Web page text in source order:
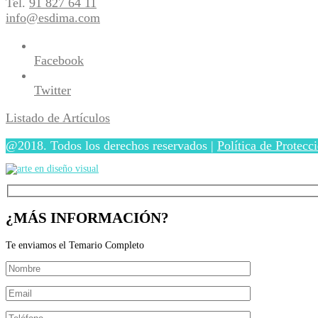
Tel. 91 827 64 11
info@esdima.com
Facebook
Twitter
Listado de Artículos
@2018. Todos los derechos reservados | Política de
¿MÁS INFORMACIÓN?
Te enviamos el Temario Completo